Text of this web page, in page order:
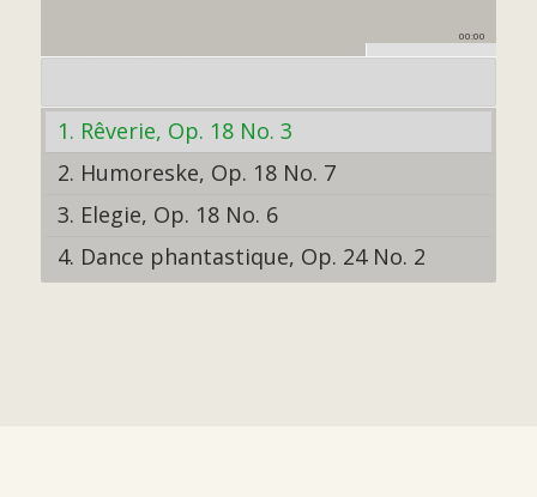
00:00
1. Rêverie, Op. 18 No. 3
2. Humoreske, Op. 18 No. 7
3. Elegie, Op. 18 No. 6
4. Dance phantastique, Op. 24 No. 2